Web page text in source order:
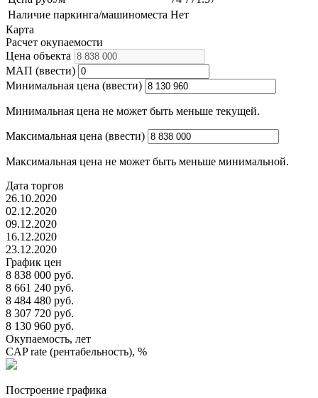
Наличие паркинга/машиноместа Нет
Карта
Расчет окупаемости
Цена объекта
МАП (ввести)
Минимальная цена (ввести)
Минимальная цена не может быть меньше текущей.
Максимальная цена (ввести)
Максимальная цена не может быть меньше минимальной.
Дата торгов
26.10.2020
02.12.2020
09.12.2020
16.12.2020
23.12.2020
График цен
8 838 000 руб.
8 661 240 руб.
8 484 480 руб.
8 307 720 руб.
8 130 960 руб.
Окупаемость, лет
CAP rate (рентабельность), %
Построение графика